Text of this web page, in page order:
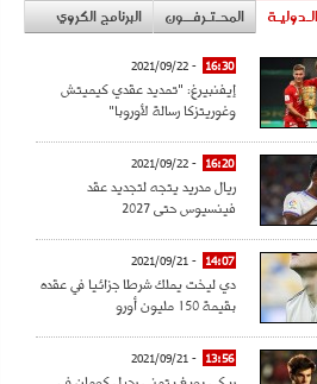
المحـتـرفــون البرنامج الكروي
16:30
- 2021/09/22
إيفنبيرغ: "تمديد عقدي كيميتش
وغوريتزكا رسالة لأوروبا"
16:20
- 2021/09/22
ريال مدريد يتجه لتجديد عقد
فينسيوس حتى 2027
14:07
- 2021/09/21
دي ليخت يملك شرطا جزائيا في عقده
بقيمة 150 مليون أورو
13:56
- 2021/09/21